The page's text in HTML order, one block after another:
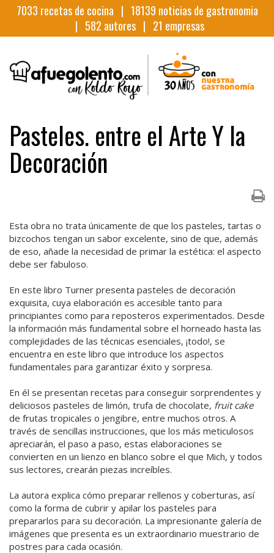
7033 recetas de cocina | 18139 noticias de gastronomia
| 582 autores | 21 empresas
Pasteles. entre el Arte Y la
Decoración
Esta obra no trata únicamente de que los pasteles, tartas o
bizcochos tengan un sabor excelente, sino de que, además
de eso, añade la necesidad de primar la estética: el aspecto
debe ser fabuloso.
En este libro Turner presenta pasteles de decoración
exquisita, cuya elaboración es accesible tanto para
principiantes como para reposteros experimentados. Desde
la información más fundamental sobre el horneado hasta las
complejidades de las técnicas esenciales, ¡todo!, se
encuentra en este libro que introduce los aspectos
fundamentales para garantizar éxito y sorpresa.
En él se presentan recetas para conseguir sorprendentes y
deliciosos pasteles de limón, trufa de chocolate, fruit cake
de frutas tropicales o jengibre, entre muchos otros. A
través de sencillas instrucciones, que los más meticulosos
apreciarán, el paso a paso, estas elaboraciones se
convierten en un lienzo en blanco sobre el que Mich, y todos
sus lectores, crearán piezas increíbles.
La autora explica cómo preparar rellenos y coberturas, así
como la forma de cubrir y apilar los pasteles para
prepararlos para su decoración. La impresionante galería de
imágenes que presenta es un extraordinario muestrario de
postres para cada ocasión.